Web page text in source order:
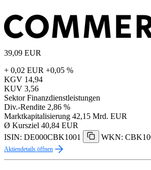
39,09 EUR
+ 0,02 EUR +0,05 %
KGV 14,94
KUV 3,56
Sektor Finanzdienstleistungen
Div.-Rendite 2,86 %
Marktkapitalisierung 42,15 Mrd. EUR
Ø Kursziel 40,84 EUR
ISIN: DE000CBK1001
WKN:
Aktiendetails öffnen